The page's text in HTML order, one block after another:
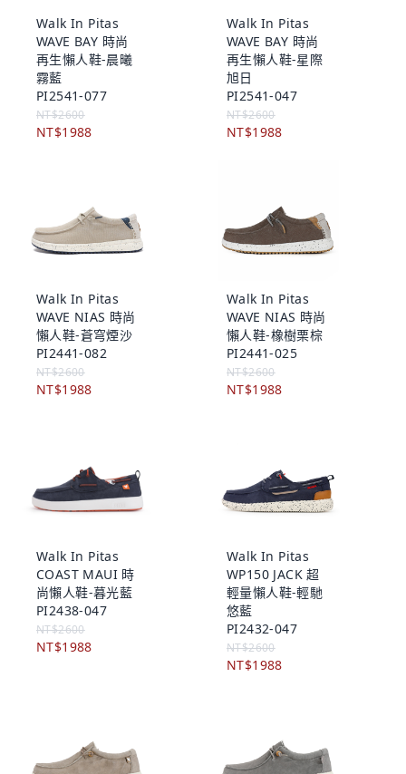
Walk In Pitas
WAVE BAY 時尚
再生懶人鞋-晨曦
霧藍
PI2541-077
NT$2600
NT$1988
Walk In Pitas
WAVE BAY 時尚
再生懶人鞋-星際
旭日
PI2541-047
NT$2600
NT$1988
Walk In Pitas
WAVE NIAS 時尚
懶人鞋-蒼穹煙沙
PI2441-082
NT$2600
NT$1988
Walk In Pitas
WAVE NIAS 時尚
懶人鞋-橡樹栗棕
PI2441-025
NT$2600
NT$1988
Walk In Pitas
COAST MAUI 時
尚懶人鞋-暮光藍
PI2438-047
NT$2600
NT$1988
Walk In Pitas
WP150 JACK 超
輕量懶人鞋-輕馳
悠藍
PI2432-047
NT$2600
NT$1988